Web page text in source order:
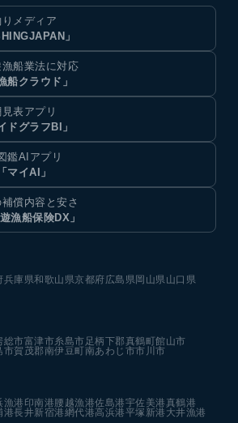
りメディア
」
船業法に対応
船クラウド」
表アプリ
ドグラフBI」
鑑AIアプリ
「マイAI」
償内容と安さ
漁船保険DX」
兵庫県和歌山県京都府広島県岡山県 山口県
総市富津市糸島市 足柄下郡真鶴町館山市
市賀茂郡南伊豆町南あわじ市市川市
漁港 印南港腰越漁港佐島港宇佐美港真鶴港
港長井新宿港網代港高浜港平塚新港 大井漁港